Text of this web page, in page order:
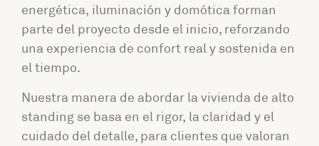
energética, iluminación y domótica forman
parte del proyecto desde el inicio, reforzando
una experiencia de confort real y sostenida en
el tiempo.
Nuestra manera de abordar la vivienda de alto
standing se basa en el rigor, la claridad y el
cuidado del detalle, para clientes que valoran